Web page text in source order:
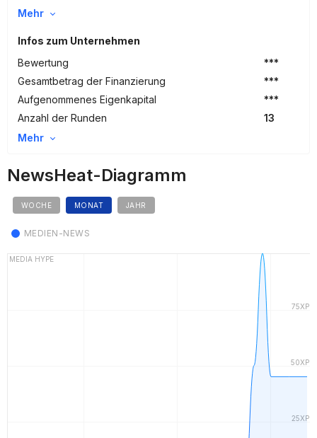
Mehr
Infos zum Unternehmen
Bewertung
***
Gesamtbetrag der Finanzierung
***
Aufgenommenes Eigenkapital
***
Anzahl der Runden
13
Mehr
NewsHeat-Diagramm
WOCHE MONAT JAHR
MEDIEN-NEWS